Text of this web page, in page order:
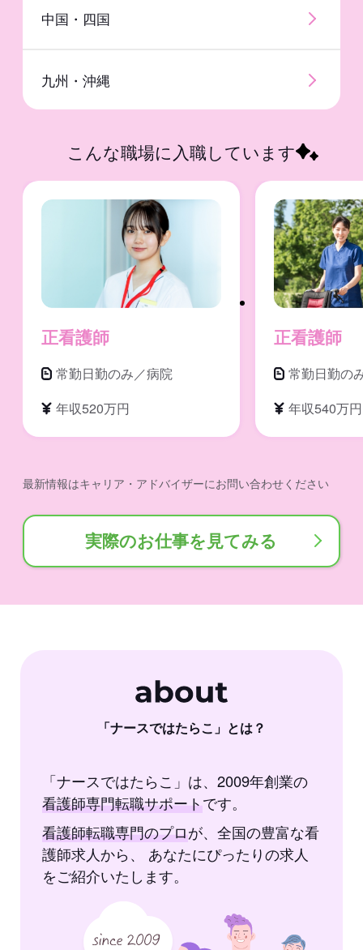
茨城県・栃木県・群馬県
滋賀県・奈良県・和歌山県
岐阜県・三重県
中国・四国
九州・沖縄
こんな職場に入職しています
正看護師
常勤日勤のみ／病院
年収520万円
正看護師
常勤日勤の
年収540万円
最新情報はキャリア・アドバイザーにお問い合わせください
実際のお仕事を見てみる
「ナースではたらこ」とは？
「ナースではたらこ」は、2009年創業の
看護師専門転職サポートです。
看護師転職専門のプロが、全国の豊富な看
護師求人から、
あなたにぴったりの求人
をご紹介いたします。